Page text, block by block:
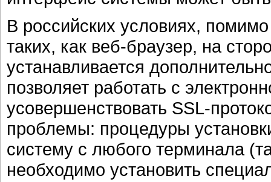
В российских условиях,
таких, как веб-браузер, на
устанавливается
позволяет работать с
усовершенствовать SSL-
проблемы: процедуры
систему с любого терминала
необходимо установить